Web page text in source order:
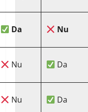
Da Nu
Nu Da
Nu Da